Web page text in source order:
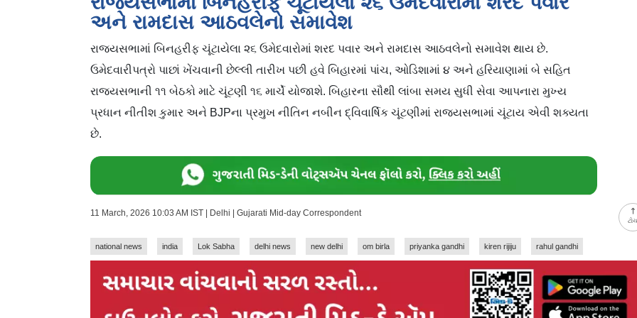
અને રામદાસ આઠવલેનો સમાવેશ
રાજ્યસભામાં બિનહરીફ ચૂંટાયેલા ૨૬ ઉમેદવારોમાં શરદ પવાર અને રામદાસ આઠવલેનો સમાવેશ થાય છે.
ઉમેદવારીપત્રો પાછાં ખેંચવાની છેલ્લી તારીખ પછી હવે બિહારમાં પાંચ, ઓડિશામાં ૪ અને હરિયાણામાં બે સહિત
રાજ્યસભાની ૧૧ બેઠકો માટે ચૂંટણી ૧૬ માર્ચે યોજાશે. બિહારના સૌથી લાંબા સમય સુધી સેવા આપનારા મુખ્ય
પ્રધાન નીતીશ કુમાર અને BJPના પ્રમુખ નીતિન નબીન દ્વિવાર્ષિક ચૂંટણીમાં રાજ્યસભામાં ચૂંટાય એવી શક્યતા
છે.
11 March, 2026 10:03 AM IST | Delhi | Gujarati Mid-day Correspondent
national news india Lok Sabha delhi news new delhi om birla priyanka gandhi kiren rijiju rahul gandhi